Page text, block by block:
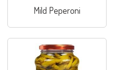
Mild Peperoni